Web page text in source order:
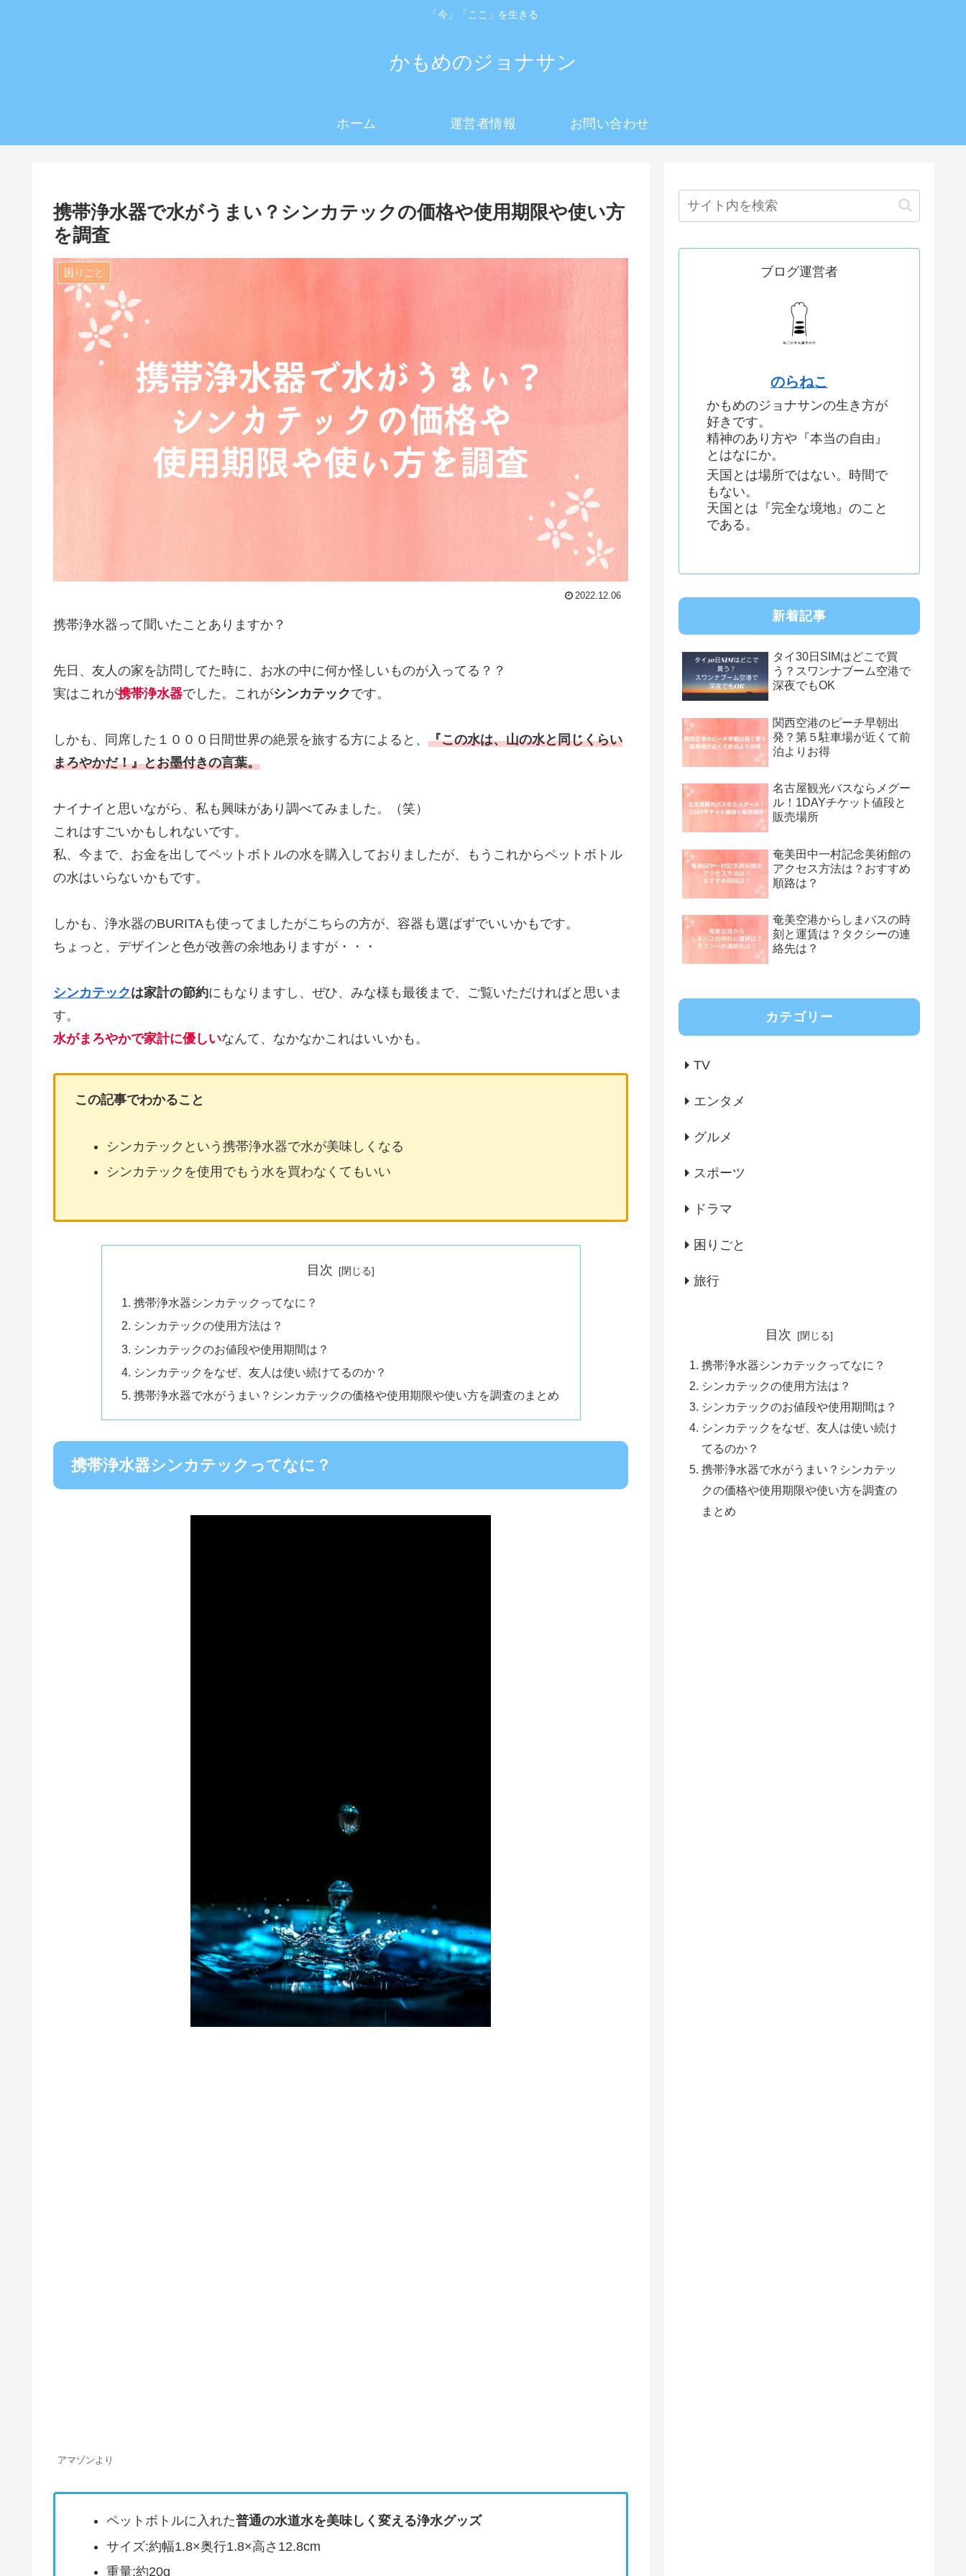
「今」「ここ」を生きる
かもめのジョナサン
ホーム 運営者情報 お問い合わせ
携帯浄水器で水がうまい？シンカテックの価格や使用期限や使い方
を調査
困りごと
2022.12.06
携帯浄水器って聞いたことありますか？
先日、友人の家を訪問してた時に、お水の中に何か怪しいものが入ってる？？
実はこれが携帯浄水器でした。これがシンカテックです。
しかも、同席した１０００日間世界の絶景を旅する方によると、 『この水は、山の水と同じくらい
まろやかだ！』とお墨付きの言葉。
ナイナイと思いながら、私も興味があり調べてみました。（笑）
これはすごいかもしれないです。
私、今まで、お金を出してペットボトルの水を購入しておりましたが、もうこれからペットボトル
の水はいらないかもです。
しかも、浄水器のBURITAも使ってましたがこちらの方が、容器も選ばずでいいかもです。
ちょっと、デザインと色が改善の余地ありますが・・・
シンカテックは家計の節約にもなりますし、ぜひ、みな様も最後まで、ご覧いただければと思いま
す。
水がまろやかで家計に優しいなんて、なかなかこれはいいかも。
この記事でわかること
シンカテックという携帯浄水器で水が美味しくなる
シンカテックを使用でもう水を買わなくてもいい
目次
携帯浄水器シンカテックってなに？
シンカテックの使用方法は？
シンカテックのお値段や使用期間は？
シンカテックをなぜ、友人は使い続けてるのか？
携帯浄水器で水がうまい？シンカテックの価格や使用期限や使い方を調査のまとめ
携帯浄水器シンカテックってなに？
アマゾンより
ペットボトルに入れた普通の水道水を美味しく変える浄水グッズ
サイズ:約幅1.8×奥行1.8×高さ12.8cm
重量:約20g
ブログ運営者
のらねこ
かもめのジョナサンの生き方が
好きです。
精神のあり方や『本当の自由』
とはなにか。
天国とは場所ではない。時間で
もない。
天国とは『完全な境地』のこと
である。
新着記事
タイ30日SIMはどこで買
う？スワンナブーム空港で
深夜でもOK
関西空港のピーチ早朝出
発？第５駐車場が近くて前
泊よりお得
名古屋観光バスならメグー
ル！1DAYチケット値段と
販売場所
奄美田中一村記念美術館の
アクセス方法は？おすすめ
順路は？
奄美空港からしまバスの時
刻と運賃は？タクシーの連
絡先は？
カテゴリー
TV
エンタメ
グルメ
スポーツ
ドラマ
困りごと
旅行
目次
携帯浄水器シンカテックってなに？
シンカテックの使用方法は？
シンカテックのお値段や使用期間は？
シンカテックをなぜ、友人は使い続け
てるのか？
携帯浄水器で水がうまい？シンカテッ
クの価格や使用期限や使い方を調査の
まとめ